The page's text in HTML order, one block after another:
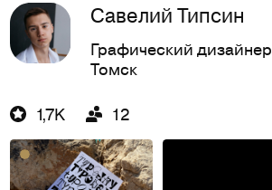
Савелий Типсин
Графический дизайнер
Томск
1,7K 12